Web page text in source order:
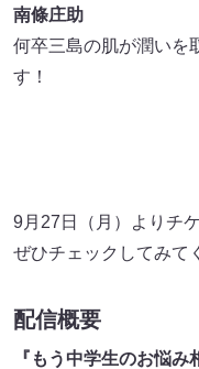
南條庄助
何卒三島の肌が潤いを
す！
9月27日（月）よりチ
ぜひチェックしてみて
配信概要
『もう中学生のお悩